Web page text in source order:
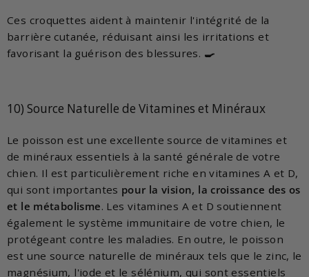
Ces croquettes aident à maintenir l'intégrité de la
barrière cutanée, réduisant ainsi les irritations et
favorisant la guérison des blessures. 🍳
10) Source Naturelle de Vitamines et Minéraux
Le poisson est une excellente source de vitamines et
de minéraux essentiels à la santé générale de votre
chien. Il est particulièrement riche en vitamines A et D,
qui sont importantes pour la vision, la croissance des os
et le métabolisme. Les vitamines A et D soutiennent
également le système immunitaire de votre chien, le
protégeant contre les maladies. En outre, le poisson
est une source naturelle de minéraux tels que le zinc, le
magnésium, l'iode et le sélénium, qui sont essentiels